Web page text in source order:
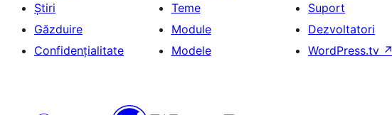
Știri
Găzduire
Confidențialitate
Teme
Module
Modele
Suport
Dezvoltatori
WordPress.tv ↗